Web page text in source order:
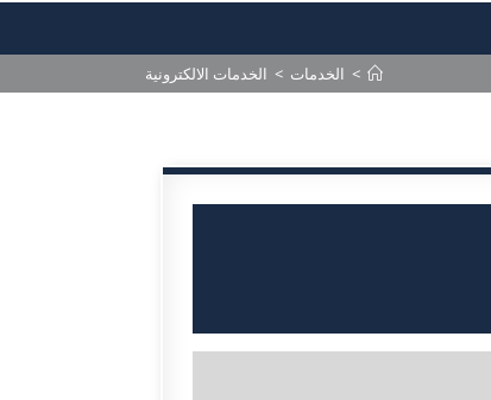
> الخدمات > الخدمات الالكترونية